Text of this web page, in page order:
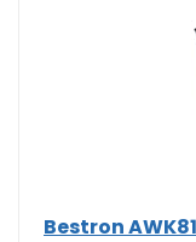
Bestron